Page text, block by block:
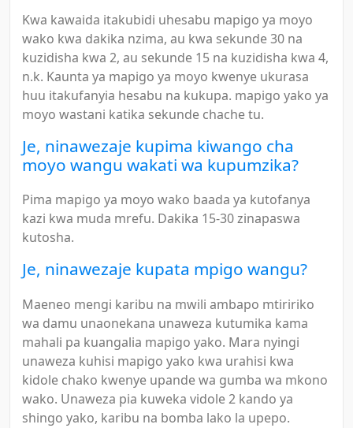
Kwa kawaida itakubidi uhesabu mapigo ya moyo
wako kwa dakika nzima, au kwa sekunde 30 na
kuzidisha kwa 2, au sekunde 15 na kuzidisha kwa 4,
n.k. Kaunta ya mapigo ya moyo kwenye ukurasa
huu itakufanyia hesabu na kukupa. mapigo yako ya
moyo wastani katika sekunde chache tu.
Je, ninawezaje kupima kiwango cha
moyo wangu wakati wa kupumzika?
Pima mapigo ya moyo wako baada ya kutofanya
kazi kwa muda mrefu. Dakika 15-30 zinapaswa
kutosha.
Je, ninawezaje kupata mpigo wangu?
Maeneo mengi karibu na mwili ambapo mtiririko
wa damu unaonekana unaweza kutumika kama
mahali pa kuangalia mapigo yako. Mara nyingi
unaweza kuhisi mapigo yako kwa urahisi kwa
kidole chako kwenye upande wa gumba wa mkono
wako. Unaweza pia kuweka vidole 2 kando ya
shingo yako, karibu na bomba lako la upepo.